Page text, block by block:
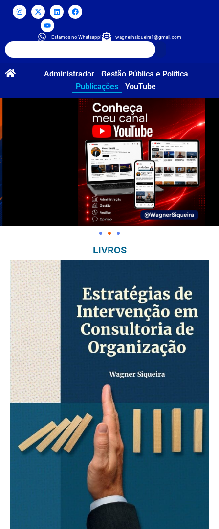
Estamos no Whatsapp! wagnerhsiqueira1@gmail.com
Administrador
Gestão Pública e Política
Publicações
YouTube
LIVROS